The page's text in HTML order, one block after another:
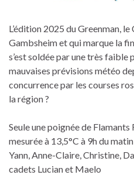
L’édition 2025 du Greenman,
Gambsheim et qui marque la
s’est soldée par une très faible
mauvaises prévisions météo
concurrence par les courses
la région ?
Seule une poignée de Flamants
mesurée à 13,5°C à 9h du
Yann, Anne-Claire, Christine,
cadets Lucian et Maelo